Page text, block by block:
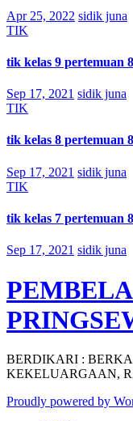
Apr 25, 2022 sidik juna
TIK
tik kelas 9 pertemuan
Sep 17, 2021 sidik juna
TIK
tik kelas 8 pertemuan
Sep 17, 2021 sidik juna
TIK
tik kelas 7 pertemuan
Sep 17, 2021 sidik juna
BERDIKARI :
KEKELUARGAAN,
Proudly powered by